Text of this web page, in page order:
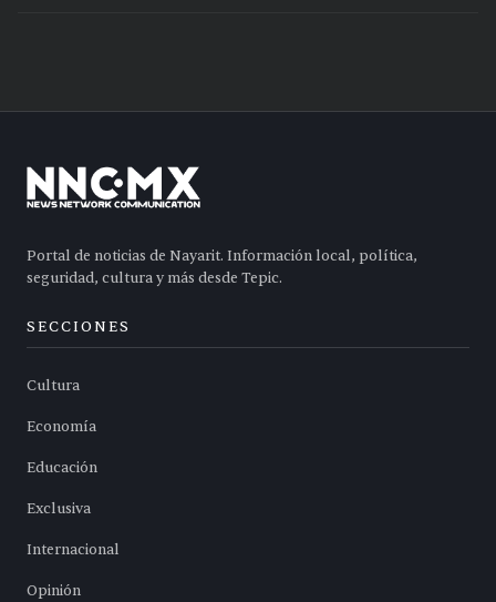
Portal de noticias de Nayarit. Información local, política,
seguridad, cultura y más desde Tepic.
SECCIONES
Cultura
Economía
Educación
Exclusiva
Internacional
Opinión